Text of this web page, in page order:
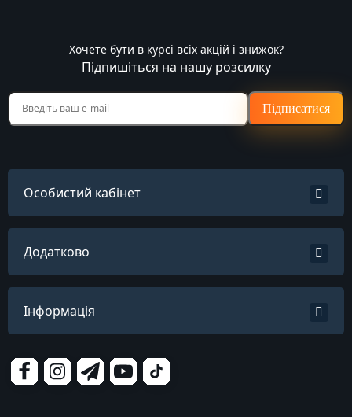
Хочете бути в курсі всіх акцій і знижок?
Підпишіться на нашу розсилку
Підписатися
Особистий кабінет
Додатково
Інформація